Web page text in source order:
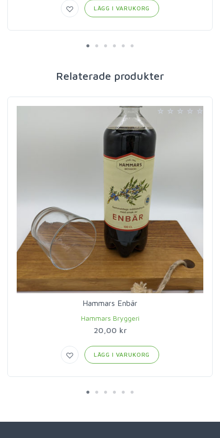
LÄGG I VARUKORG
Relaterade produkter
Hammars Enbär
Hammars Bryggeri
20,00 kr
LÄGG I VARUKORG